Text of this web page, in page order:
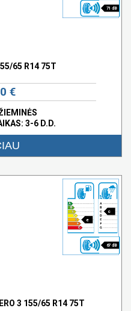
71 dB
65 R14 75T
€
3-6 D.D.
e
c
67 dB
3 155/65 R14 75T